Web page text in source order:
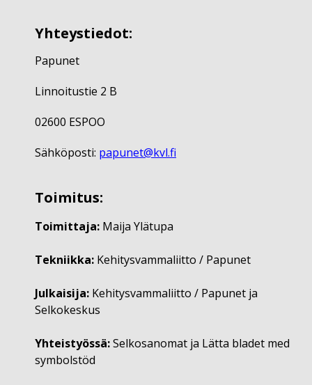
Yhteystiedot:
Papunet
Linnoitustie 2 B
02600 ESPOO
Sähköposti: papunet@kvl.fi
Toimitus:
Toimittaja: Maija Ylätupa
Tekniikka: Kehitysvammaliitto / Papunet
Julkaisija: Kehitysvammaliitto / Papunet ja
Selkokeskus
Yhteistyössä:Selkosanomat ja Lätta bladet med
symbolstöd